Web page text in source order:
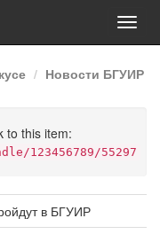
Новости БГУИР
to this item:
123456789/55297
в БГУИР